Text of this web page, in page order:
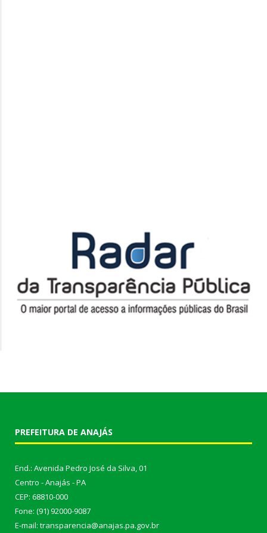
PREFEITURA DE ANAJÁS
End.: Avenida Pedro José da Silva, 01
Centro - Anajás - PA
CEP: 68810-000
Fone: (91) 92000-9087
E-mail: transparencia@anajas.pa.gov.br